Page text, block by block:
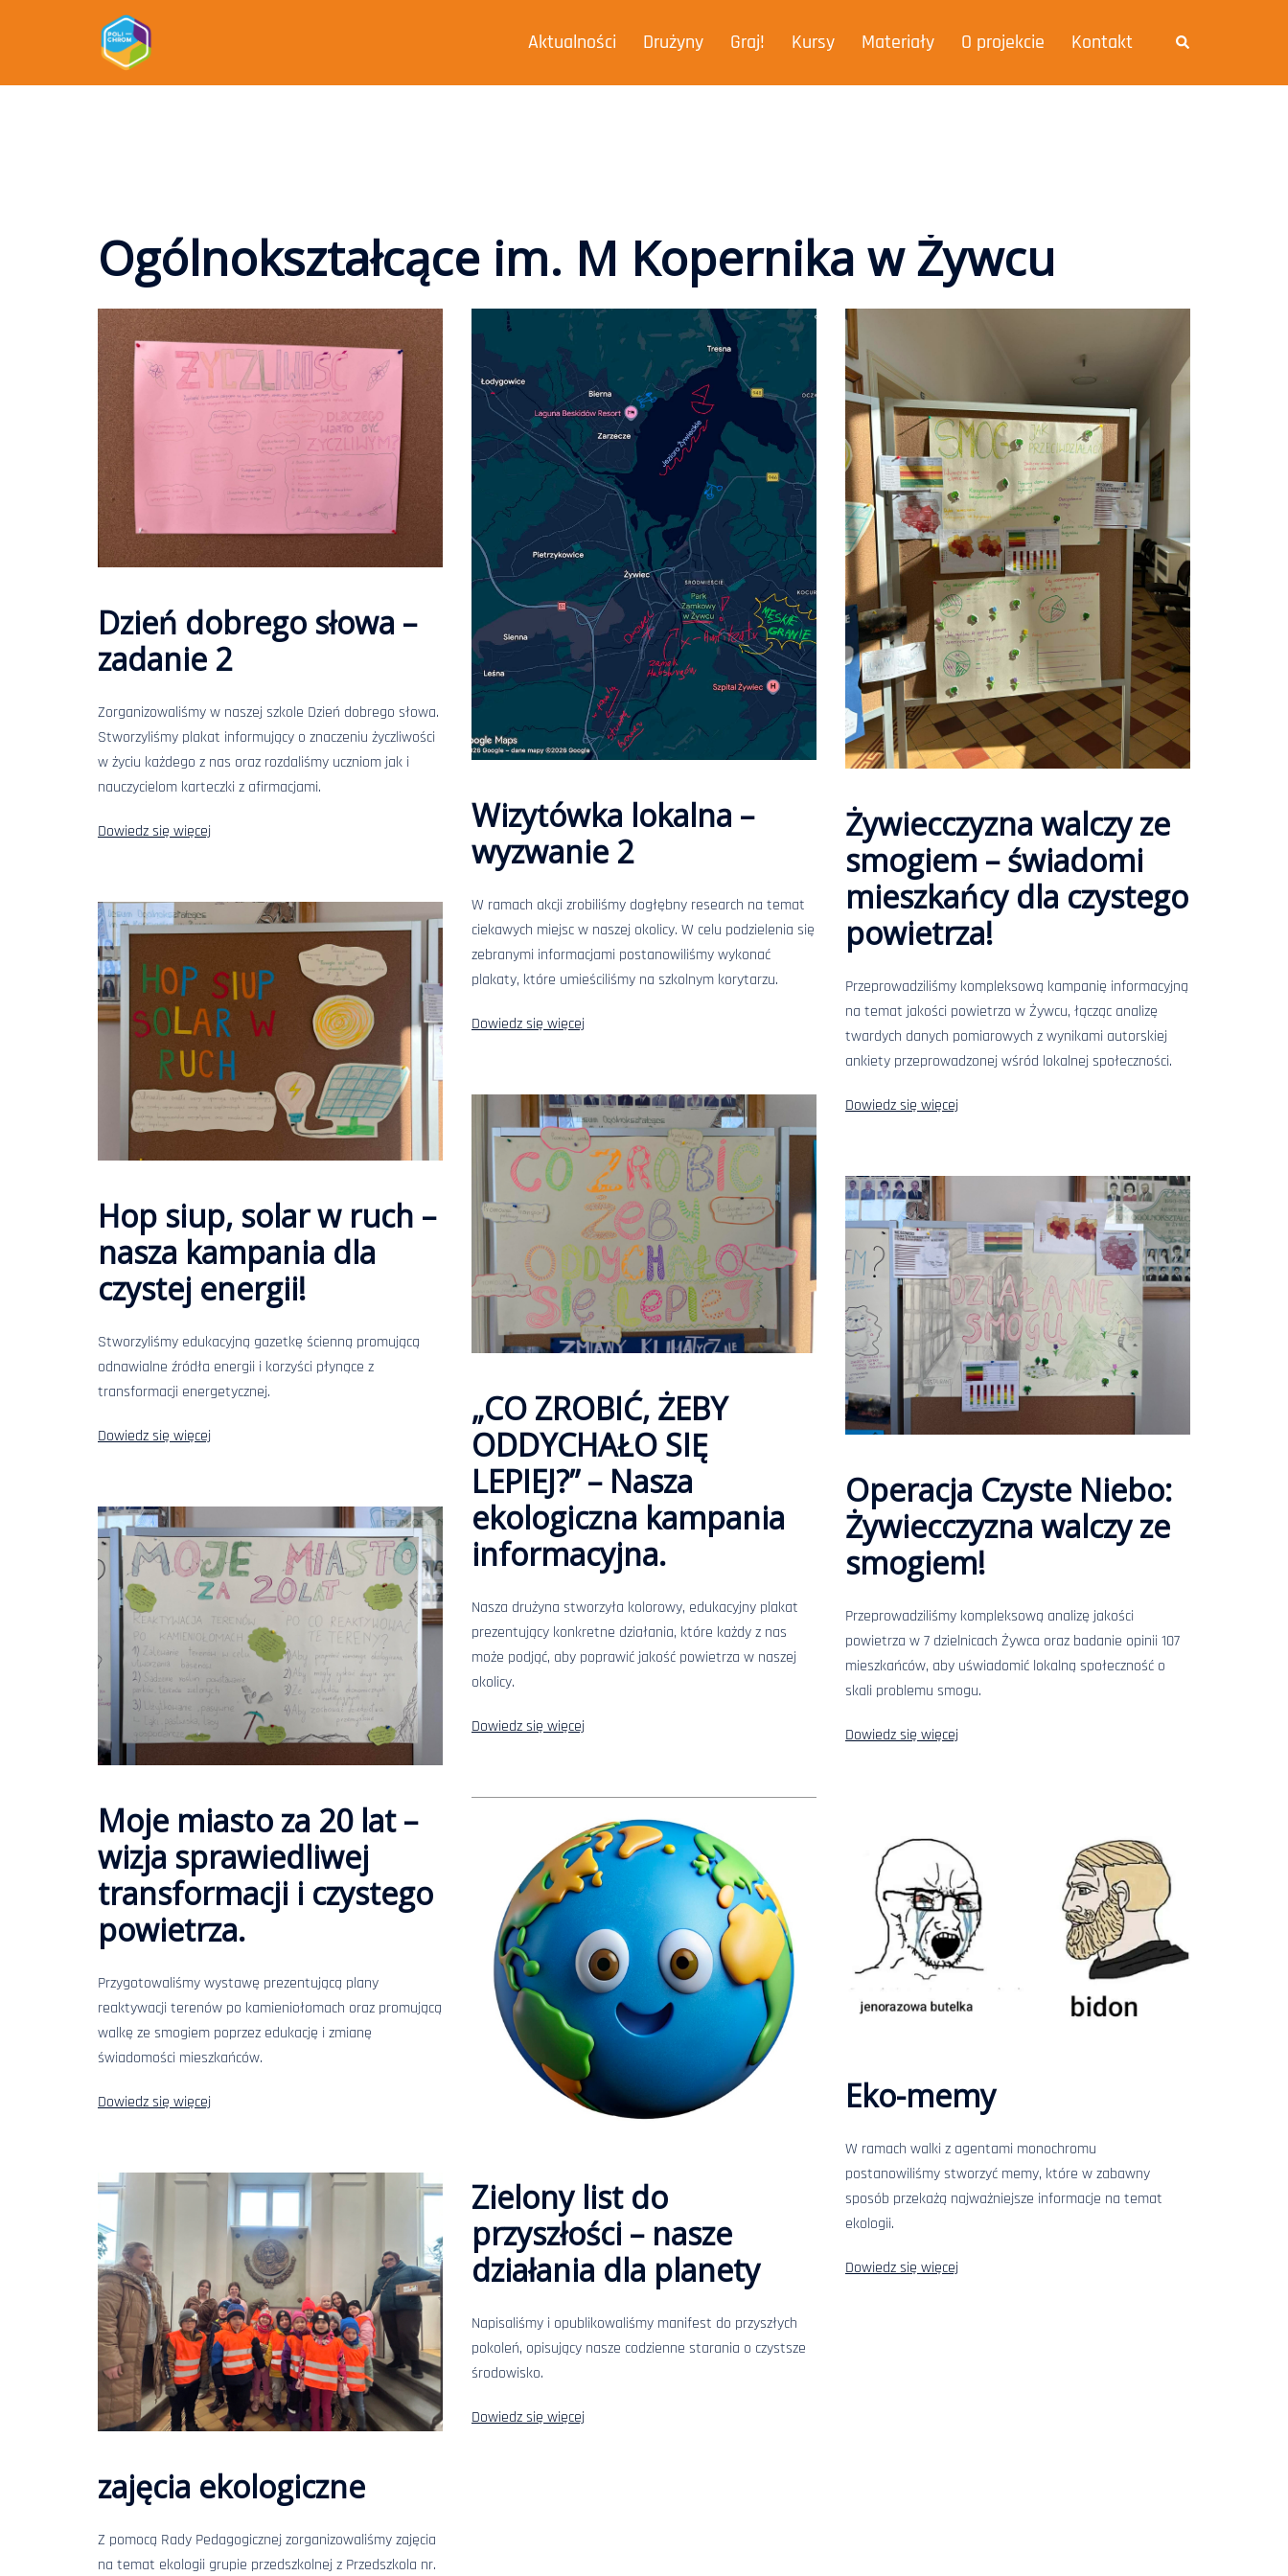
Aktualności Drużyny Graj! Kursy Materiały O projekcie Kontakt
Ogólnokształcące im. M Kopernika w Żywcu
Dzień dobrego słowa –
zadanie 2
Zorganizowaliśmy w naszej szkole Dzień dobrego słowa.
Stworzyliśmy plakat informujący o znaczeniu życzliwości
w życiu każdego z nas oraz rozdaliśmy uczniom jak i
nauczycielom karteczki z afirmacjami.
Dowiedz się więcej
Wizytówka lokalna –
wyzwanie 2
W ramach akcji zrobiliśmy dogłębny research na temat
ciekawych miejsc w naszej okolicy. W celu podzielenia się
zebranymi informacjami postanowiliśmy wykonać
plakaty, które umieściliśmy na szkolnym korytarzu.
Dowiedz się więcej
Żywiecczyzna walczy ze
smogiem – świadomi
mieszkańcy dla czystego
powietrza!
Przeprowadziliśmy kompleksową kampanię informacyjną
na temat jakości powietrza w Żywcu, łącząc analizę
twardych danych pomiarowych z wynikami autorskiej
ankiety przeprowadzonej wśród lokalnej społeczności.
Dowiedz się więcej
Hop siup, solar w ruch –
nasza kampania dla
czystej energii!
Stworzyliśmy edukacyjną gazetkę ścienną promującą
odnawialne źródła energii i korzyści płynące z
transformacji energetycznej.
Dowiedz się więcej
​„CO ZROBIĆ, ŻEBY
ODDYCHAŁO SIĘ
LEPIEJ?” – Nasza
ekologiczna kampania
informacyjna.
Nasza drużyna stworzyła kolorowy, edukacyjny plakat
prezentujący konkretne działania, które każdy z nas
może podjąć, aby poprawić jakość powietrza w naszej
okolicy.
Dowiedz się więcej
Operacja Czyste Niebo:
Żywiecczyzna walczy ze
smogiem!
Przeprowadziliśmy kompleksową analizę jakości
powietrza w 7 dzielnicach Żywca oraz badanie opinii 107
mieszkańców, aby uświadomić lokalną społeczność o
skali problemu smogu.
Dowiedz się więcej
Moje miasto za 20 lat –
wizja sprawiedliwej
transformacji i czystego
powietrza.
Przygotowaliśmy wystawę prezentującą plany
reaktywacji terenów po kamieniołomach oraz promującą
walkę ze smogiem poprzez edukację i zmianę
świadomości mieszkańców.
Dowiedz się więcej
Zielony list do
przyszłości – nasze
działania dla planety
Napisaliśmy i opublikowaliśmy manifest do przyszłych
pokoleń, opisujący nasze codzienne starania o czystsze
środowisko.
Dowiedz się więcej
Eko-memy
W ramach walki z agentami monochromu
postanowiliśmy stworzyć memy, które w zabawny
sposób przekażą najważniejsze informacje na temat
ekologii.
Dowiedz się więcej
zajęcia ekologiczne
Z pomocą Rady Pedagogicznej zorganizowaliśmy zajęcia
na temat ekologii grupie przedszkolnej z Przedszkola nr.